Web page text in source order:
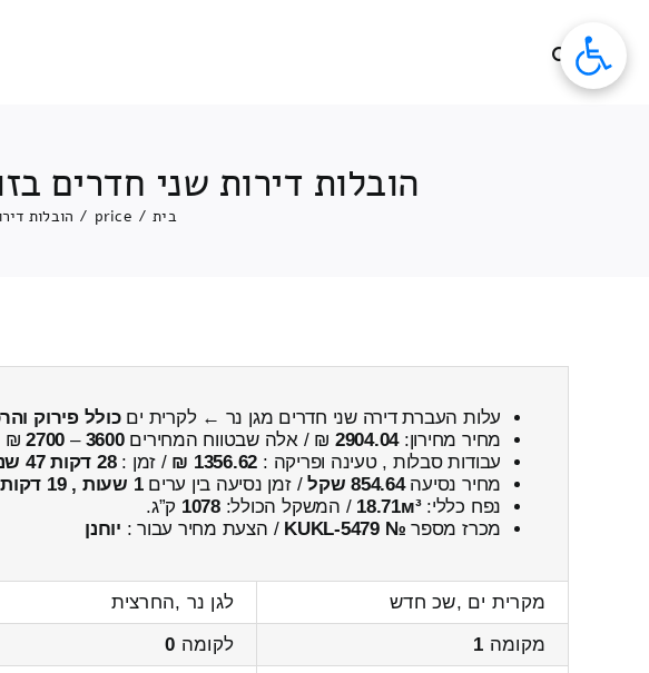
הובלות דירות שני חדרים
בית /
price
/ הובלות
עלות העברת דירה שני חדרים מגן נר ← לקרית יםכולל פירוק
מחיר מחירון:2904.04 ₪ / אלה שבטווח המחירים3600
–
2700
₪
עבודות סבלות , טעינה ופריקה : 1356.62 ₪ / זמן :28 דקות 47 שניות
מחיר נסיעה854.64 שקל / זמן נסיעה בין ערים1 שעות , 19 דקות
נפח כללי:18.71м³ / המשקל הכולל:1078 ק”ג.
מכרז מספר № KUKL-5479 / הצעת מחיר עבור : יוחנן
מקרית ים ,שכ חדש
לגן נר ,החרצית
מקומה 1 לקומה 0